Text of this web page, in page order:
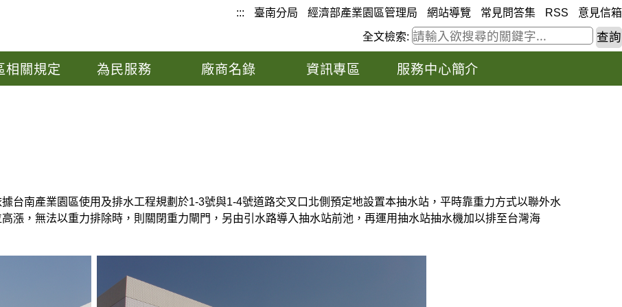
::: 臺南分局 經濟部產業園區管理局 網站導覽 常見問答集 RSS 意見信箱
全文檢索:
相關規定 為民服務 廠商名錄 資訊專區 服務中心簡介
台南產業園區使用及排水工程規劃於1-3號與1-4號道路交叉口北側預定地設置本抽水站，平時靠重力方式以聯外水
漲，無法以重力排除時，則關閉重力閘門，另由引水路導入抽水站前池，再運用抽水站抽水機加以排至台灣海